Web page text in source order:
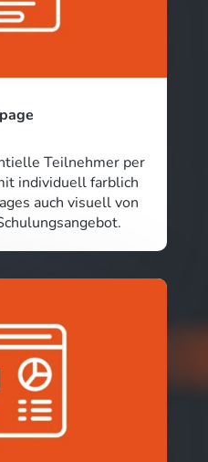
Teilnehmer per
individuell farblich
auch visuell von